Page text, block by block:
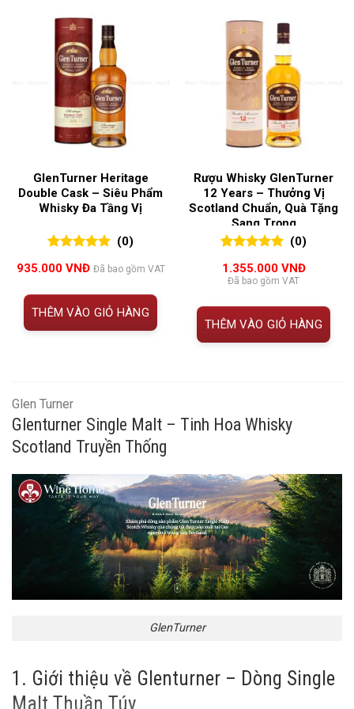
GlenTurner Heritage
Double Cask – Siêu Phẩm
Whisky Đa Tầng Vị
đánh giá
(0)
935.000 VNĐ Đã bao gồm VAT
THÊM VÀO GIỎ HÀNG
Rượu Whisky GlenTurner
12 Years – Thưởng Vị
Scotland Chuẩn, Quà Tặng
Sang Trọng
đánh giá
(0)
1.355.000 VNĐ
Đã bao gồm VAT
THÊM VÀO GIỎ HÀNG
Glen Turner
Glenturner Single Malt – Tinh Hoa Whisky
Scotland Truyền Thống
GlenTurner
1. Giới thiệu về Glenturner – Dòng Single
Malt Thuần Túy